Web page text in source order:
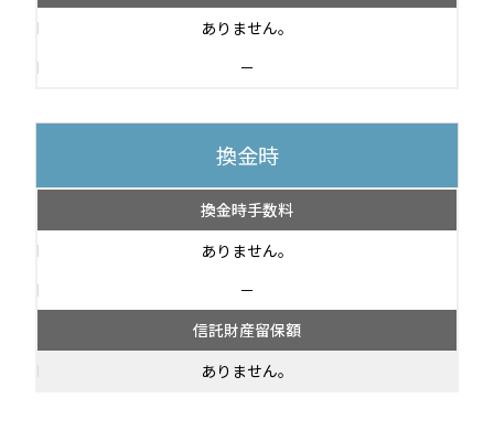
ありません。
－
換金時
換金時手数料
ありません。
－
信託財産留保額
ありません。